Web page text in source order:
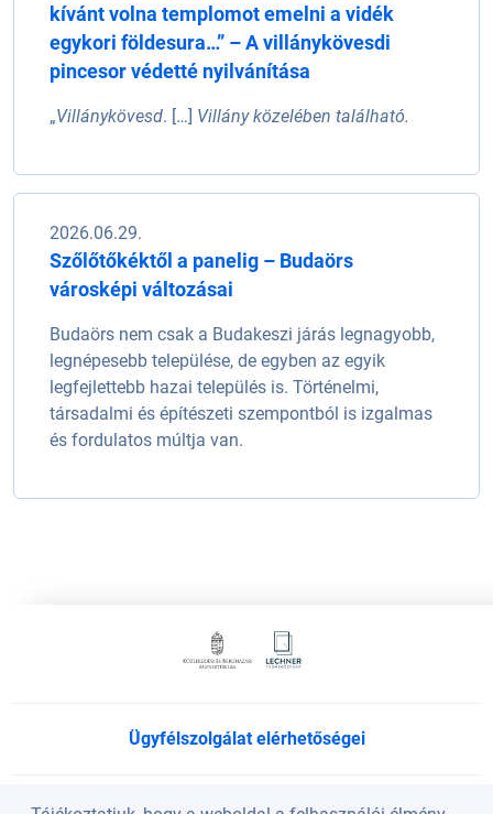
kívánt volna templomot emelni a vidék
egykori földesura…” – A villánykövesdi
pincesor védetté nyilvánítása
„Villánykövesd. […] Villány közelében található.
2026.06.29.
Szőlőtőkéktől a panelig – Budaörs
városképi változásai
Budaörs nem csak a Budakeszi járás legnagyobb,
legnépesebb települése, de egyben az egyik
legfejlettebb hazai település is. Történelmi,
társadalmi és építészeti szempontból is izgalmas
és fordulatos múltja van.
Ügyfélszolgálat elérhetőségei